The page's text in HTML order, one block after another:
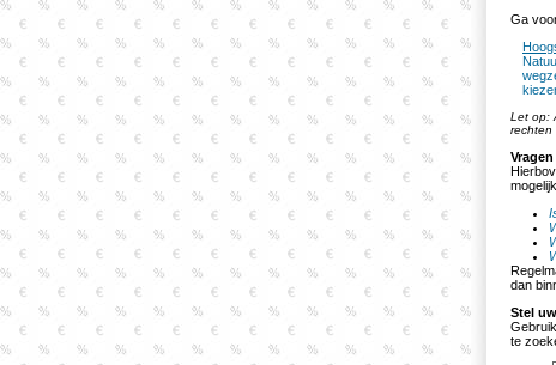
Ga
Let op:
rechten
dan
Stel
te